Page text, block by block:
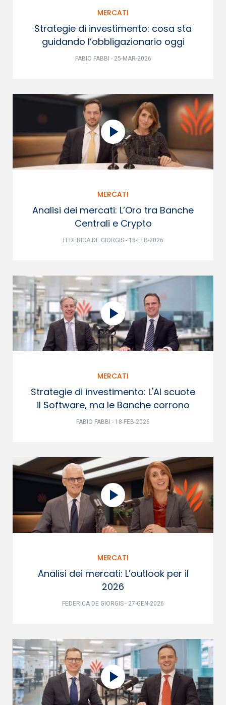
MERCATI
Strategie di investimento: cosa sta
guidando l’obbligazionario oggi
FABIO FABBI - 25-MAR-2026
MERCATI
Analisi dei mercati: L’Oro tra Banche
Centrali e Crypto
FEDERICA DE GIORGIS - 18-FEB-2026
MERCATI
Strategie di investimento: L'AI scuote
il Software, ma le Banche corrono
FABIO FABBI - 18-FEB-2026
MERCATI
Analisi dei mercati: L’outlook per il
2026
FEDERICA DE GIORGIS - 27-GEN-2026